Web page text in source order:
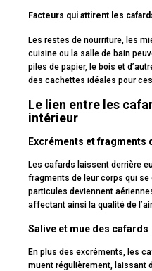
Facteurs qui attirent les
Les restes de nourriture, les
cuisine ou la salle de bain
piles de papier, le bois et
des cachettes idéales pour
Le lien entre les
intérieur
Excréments et fragments
Les cafards laissent derrière
fragments de leur corps qui
particules deviennent
affectant ainsi la qualité de
Salive et mue des cafards
En plus des excréments, les
muent régulièrement, laissant